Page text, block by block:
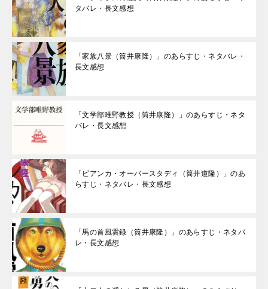
タバレ・長文感想
「家族八景（筒井康隆）」のあらすじ・ネタバレ・
長文感想
「文学部唯野教授（筒井康隆）」のあらすじ・ネタ
バレ・長文感想
「ビアンカ・オーバースタディ（筒井道隆）」のあ
らすじ・ネタバレ・長文感想
「馬の首風雲録（筒井康隆）」のあらすじ・ネタバ
レ・長文感想